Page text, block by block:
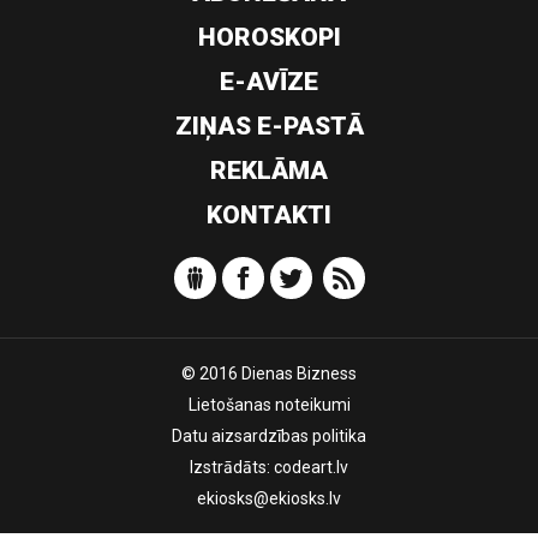
HOROSKOPI
E-AVĪZE
ZIŅAS E-PASTĀ
REKLĀMA
KONTAKTI
© 2016 Dienas Bizness
Lietošanas noteikumi
Datu aizsardzības politika
Izstrādāts: codeart.lv
ekiosks@ekiosks.lv